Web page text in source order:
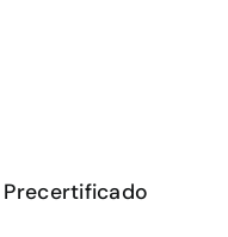
Precertificado